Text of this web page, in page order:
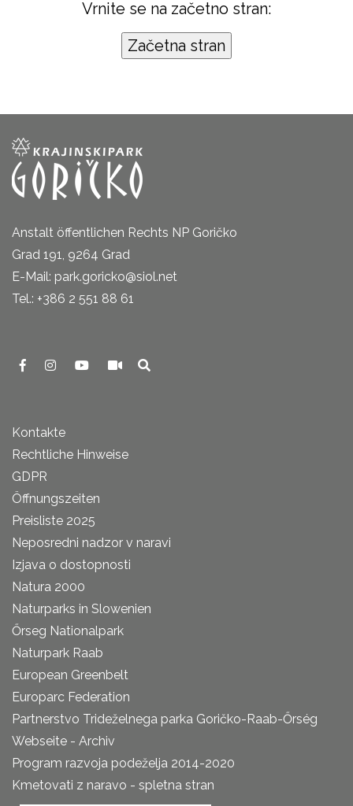
Vrnite se na začetno stran:
Anstalt öffentlichen Rechts NP Goričko
Grad 191, 9264 Grad
E-Mail: park.goricko@siol.net
Tel.: +386 2 551 88 61
Kontakte
Rechtliche Hinweise
GDPR
Öffnungszeiten
Preisliste 2025
Neposredni nadzor v naravi
Izjava o dostopnosti
Natura 2000
Naturparks in Slowenien
Őrseg Nationalpark
Naturpark Raab
European Greenbelt
Europarc Federation
Partnerstvo Trideželnega parka Goričko-Raab-Őrség
Webseite - Archiv
Program razvoja podeželja 2014-2020
Kmetovati z naravo - spletna stran